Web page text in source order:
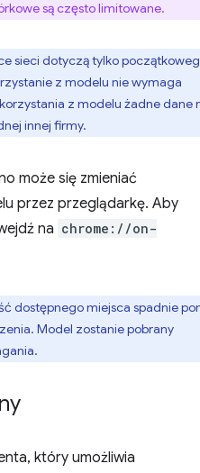
są często limitowane.
sieci dotyczą tylko
z modelu nie wymaga
z modelu żadne dane
innej firmy.
może się zmieniać
przez przeglądarkę. Aby
na chrome://on-
dostępnego miejsca spadnie
Model zostanie pobrany
który umożliwia